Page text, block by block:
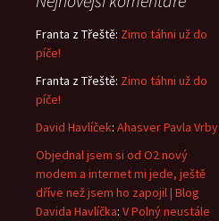
Franta z Třeště: Zimo táhni už do
píče!
Franta z Třeště: Zimo táhni už do
píče!
David Havlíček: Ahasver Pavla Vrby
Objednal jsem si od O2 nový
modem a internet mi jede, ještě
dříve než jsem ho zapojil | Blog
Davida Havlíčka: V Polný neustále